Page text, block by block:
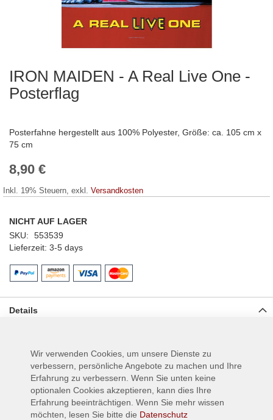
IRON MAIDEN - A Real Live One -
Posterflag
Posterfahne hergestellt aus 100% Polyester, Größe: ca. 105 cm x
75 cm
8,90 €
Inkl. 19% Steuern, exkl. Versandkosten
NICHT AUF LAGER
SKU
553539
Lieferzeit 3-5 days
Zum
der
Details
Mehr Informationen
Wir verwenden Cookies, um unsere Dienste zu
verbessern, persönliche Angebote zu machen und Ihre
Erfahrung zu verbessern. Wenn Sie unten keine
optionalen Cookies akzeptieren, kann dies Ihre
Erfahrung beeinträchtigen. Wenn Sie mehr wissen
möchten, lesen Sie bitte die Datenschutz